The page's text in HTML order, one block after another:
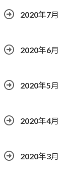
2020年7月
2020年6月
2020年5月
2020年4月
2020年3月